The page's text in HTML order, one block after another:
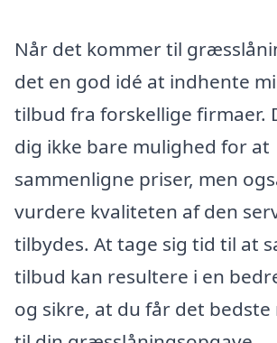
Når det kommer til
det en god idé at indhente
tilbud fra forskellige firmaer.
dig ikke bare mulighed for at
sammenligne priser, men
vurdere kvaliteten af den
tilbydes. At tage sig tid til at
tilbud kan resultere i en
og sikre, at du får det